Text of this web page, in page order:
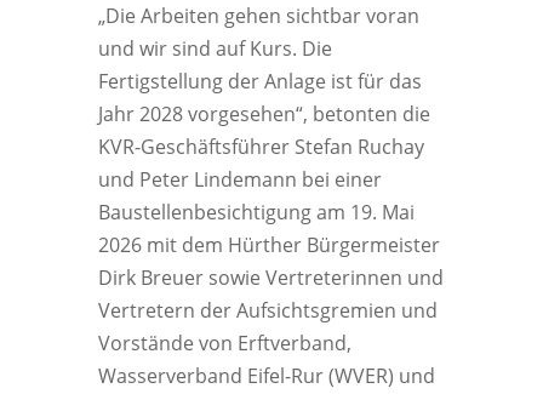
„Die Arbeiten gehen sichtbar voran
und wir sind auf Kurs. Die
Fertigstellung der Anlage ist für das
Jahr 2028 vorgesehen“, betonten die
KVR-Geschäftsführer Stefan Ruchay
und Peter Lindemann bei einer
Baustellenbesichtigung am 19. Mai
2026 mit dem Hürther Bürgermeister
Dirk Breuer sowie Vertreterinnen und
Vertretern der Aufsichtsgremien und
Vorstände von Erftverband,
Wasserverband Eifel-Rur (WVER) und